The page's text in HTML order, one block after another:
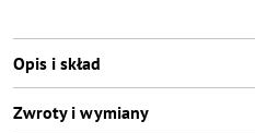
Opis i skład
Zwroty i wymiany